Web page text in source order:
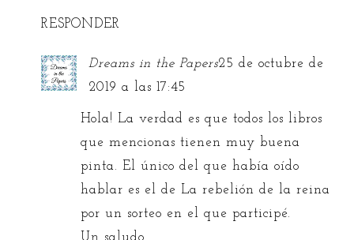
RESPONDER
Dreams in the Papers25 de octubre de
2019 a las 17:45
Hola! La verdad es que todos los libros
que mencionas tienen muy buena
pinta. El único del que había oído
hablar es el de La rebelión de la reina
por un sorteo en el que participé.